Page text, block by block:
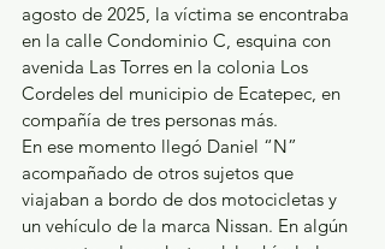
agosto de 2025, la víctima se encontraba
en la calle Condominio C, esquina con
avenida Las Torres en la colonia Los
Cordeles del municipio de Ecatepec, en
compañía de tres personas más.
En ese momento llegó Daniel “N”
acompañado de otros sujetos que
viajaban a bordo de dos motocicletas y
un vehículo de la marca Nissan. En algún